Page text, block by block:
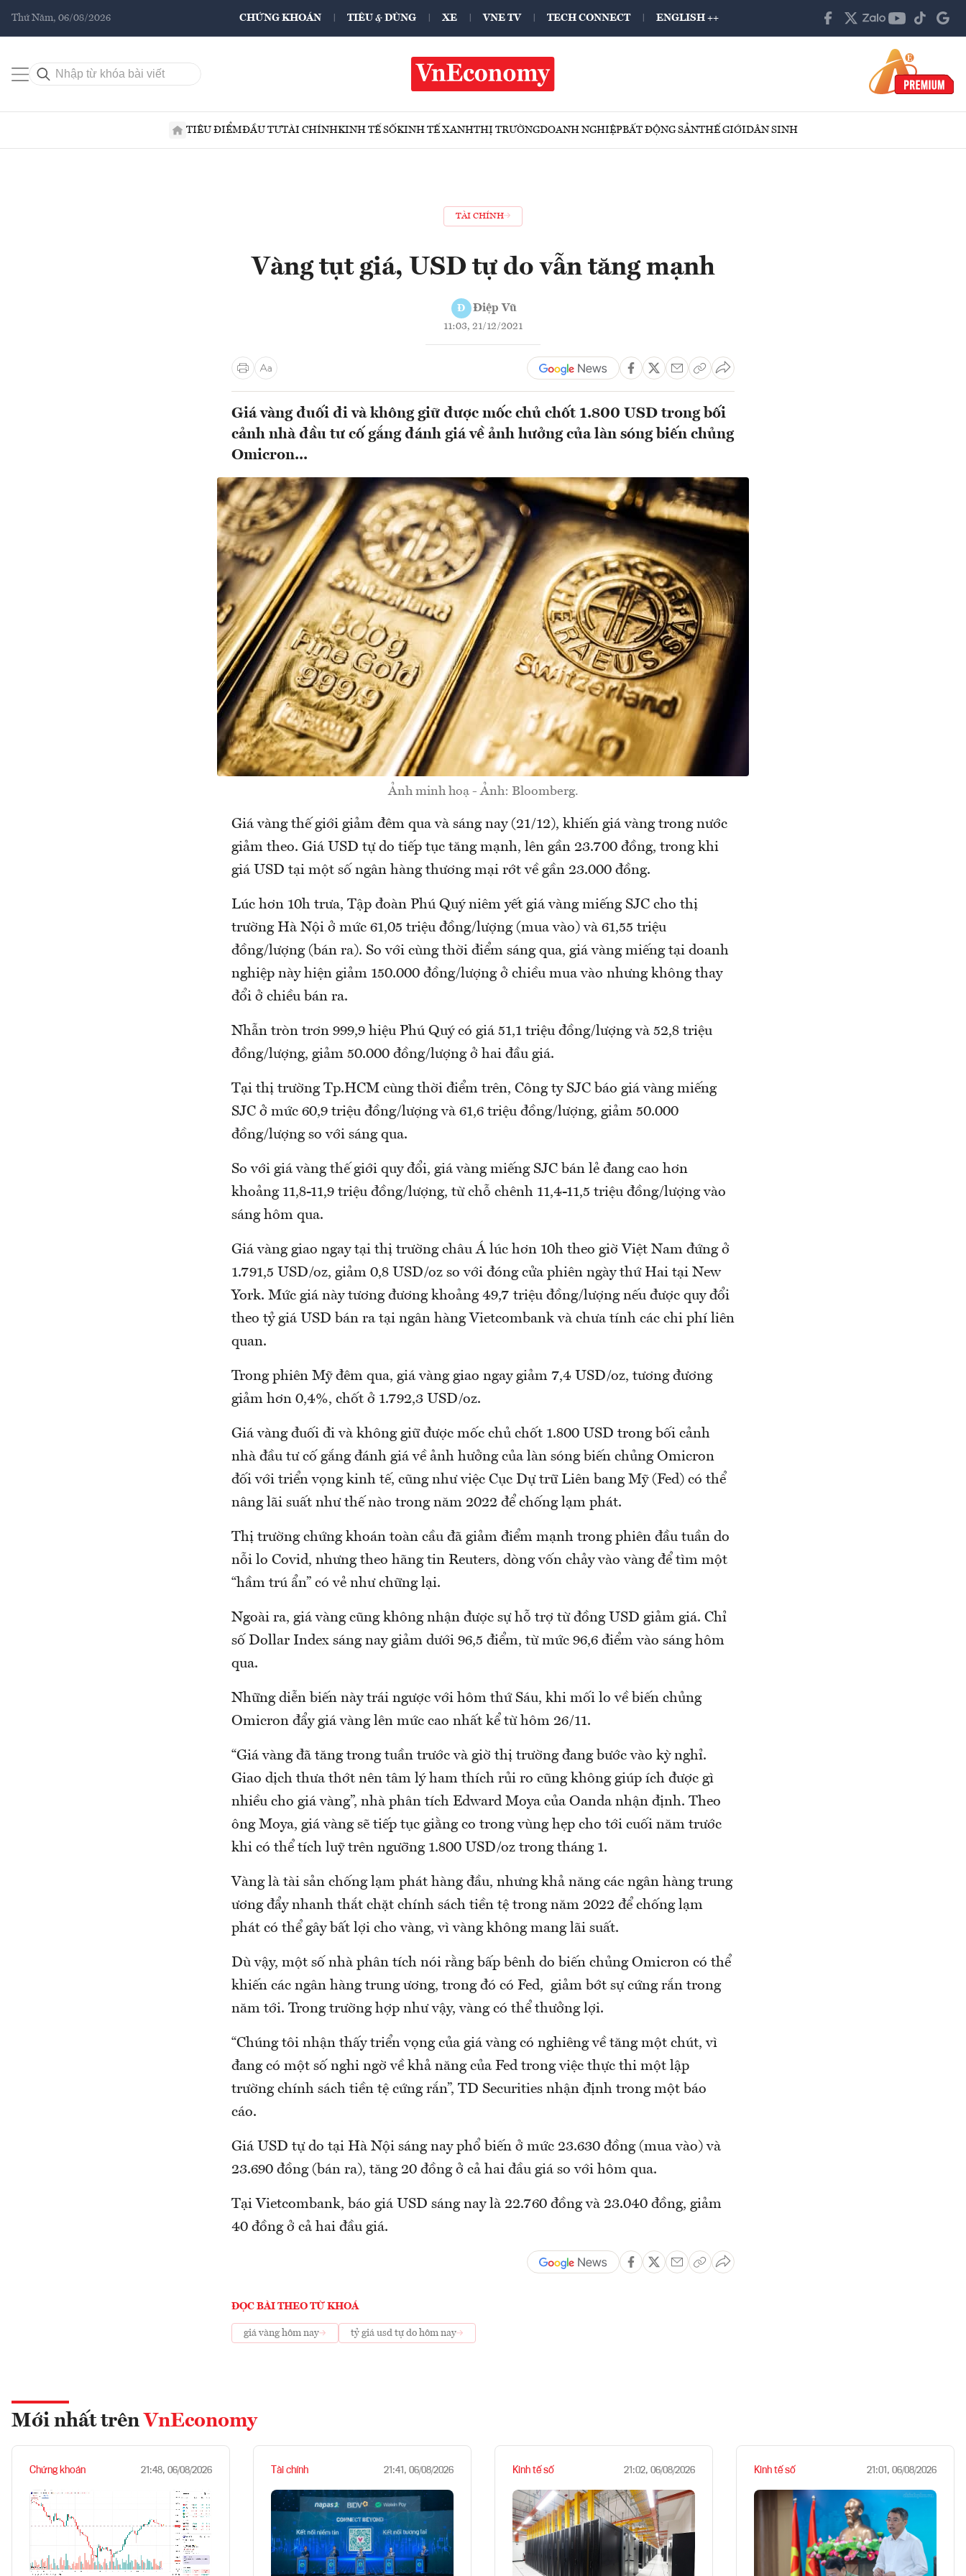
Thứ Năm, 06/08/2026 CHỨNG KHOÁN TIÊU & DÙNG XE VNE TV TECH CONNECT ENGLISH ++
TIÊU ĐIỂMĐẦU TƯTÀI CHÍNHKINH TẾ SỐKINH TẾ XANHTHỊ TRƯỜNGDOANH NGHIỆPBẤT ĐỘNG SẢNTHẾ GIỚIDÂN SINH
TÀI CHÍNH
Vàng tụt giá, USD tự do vẫn tăng mạnh
Đ Điệp Vũ
11:03, 21/12/2021
Giá vàng đuối đi và không giữ được mốc chủ chốt 1.800 USD trong bối
cảnh nhà đầu tư cố gắng đánh giá về ảnh hưởng của làn sóng biến chủng
Omicron...
Ảnh minh hoạ - Ảnh: Bloomberg.
Giá vàng thế giới giảm đêm qua và sáng nay (21/12), khiến giá vàng trong nước
giảm theo. Giá USD tự do tiếp tục tăng mạnh, lên gần 23.700 đồng, trong khi
giá USD tại một số ngân hàng thương mại rớt về gần 23.000 đồng.
Lúc hơn 10h trưa, Tập đoàn Phú Quý niêm yết giá vàng miếng SJC cho thị
trường Hà Nội ở mức 61,05 triệu đồng/lượng (mua vào) và 61,55 triệu
đồng/lượng (bán ra). So với cùng thời điểm sáng qua, giá vàng miếng tại doanh
nghiệp này hiện giảm 150.000 đồng/lượng ở chiều mua vào nhưng không thay
đổi ở chiều bán ra.
Nhẫn tròn trơn 999,9 hiệu Phú Quý có giá 51,1 triệu đồng/lượng và 52,8 triệu
đồng/lượng, giảm 50.000 đồng/lượng ở hai đầu giá.
Tại thị trường Tp.HCM cùng thời điểm trên, Công ty SJC báo giá vàng miếng
SJC ở mức 60,9 triệu đồng/lượng và 61,6 triệu đồng/lượng, giảm 50.000
đồng/lượng so với sáng qua.
So với giá vàng thế giới quy đổi, giá vàng miếng SJC bán lẻ đang cao hơn
khoảng 11,8-11,9 triệu đồng/lượng, từ chỗ chênh 11,4-11,5 triệu đồng/lượng vào
sáng hôm qua.
Giá vàng giao ngay tại thị trường châu Á lúc hơn 10h theo giờ Việt Nam đứng ở
1.791,5 USD/oz, giảm 0,8 USD/oz so với đóng cửa phiên ngày thứ Hai tại New
York. Mức giá này tương đương khoảng 49,7 triệu đồng/lượng nếu được quy đổi
theo tỷ giá USD bán ra tại ngân hàng Vietcombank và chưa tính các chi phí liên
quan.
Trong phiên Mỹ đêm qua, giá vàng giao ngay giảm 7,4 USD/oz, tương đương
giảm hơn 0,4%, chốt ở 1.792,3 USD/oz.
Giá vàng đuối đi và không giữ được mốc chủ chốt 1.800 USD trong bối cảnh
nhà đầu tư cố gắng đánh giá về ảnh hưởng của làn sóng biến chủng Omicron
đối với triển vọng kinh tế, cũng như việc Cục Dự trữ Liên bang Mỹ (Fed) có thể
nâng lãi suất như thế nào trong năm 2022 để chống lạm phát.
Thị trường chứng khoán toàn cầu đã giảm điểm mạnh trong phiên đầu tuần do
nỗi lo Covid, nhưng theo hãng tin Reuters, dòng vốn chảy vào vàng để tìm một
“hầm trú ẩn” có vẻ như chững lại.
Ngoài ra, giá vàng cũng không nhận được sự hỗ trợ từ đồng USD giảm giá. Chỉ
số Dollar Index sáng nay giảm dưới 96,5 điểm, từ mức 96,6 điểm vào sáng hôm
qua.
Những diễn biến này trái ngược với hôm thứ Sáu, khi mối lo về biến chủng
Omicron đẩy giá vàng lên mức cao nhất kể từ hôm 26/11.
“Giá vàng đã tăng trong tuần trước và giờ thị trường đang bước vào kỳ nghỉ.
Giao dịch thưa thớt nên tâm lý ham thích rủi ro cũng không giúp ích được gì
nhiều cho giá vàng”, nhà phân tích Edward Moya của Oanda nhận định. Theo
ông Moya, giá vàng sẽ tiếp tục giằng co trong vùng hẹp cho tới cuối năm trước
khi có thể tích luỹ trên ngưỡng 1.800 USD/oz trong tháng 1.
Vàng là tài sản chống lạm phát hàng đầu, nhưng khả năng các ngân hàng trung
ương đẩy nhanh thắt chặt chính sách tiền tệ trong năm 2022 để chống lạm
phát có thể gây bất lợi cho vàng, vì vàng không mang lãi suất.
Dù vậy, một số nhà phân tích nói rằng bấp bênh do biến chủng Omicron có thể
khiến các ngân hàng trung ương, trong đó có Fed, giảm bớt sự cứng rắn trong
năm tới. Trong trường hợp như vậy, vàng có thể thưởng lợi.
“Chúng tôi nhận thấy triển vọng của giá vàng có nghiêng về tăng một chút, vì
đang có một số nghi ngờ về khả năng của Fed trong việc thực thi một lập
trường chính sách tiền tệ cứng rắn”, TD Securities nhận định trong một báo
cáo.
Giá USD tự do tại Hà Nội sáng nay phổ biến ở mức 23.630 đồng (mua vào) và
23.690 đồng (bán ra), tăng 20 đồng ở cả hai đầu giá so với hôm qua.
Tại Vietcombank, báo giá USD sáng nay là 22.760 đồng và 23.040 đồng, giảm
40 đồng ở cả hai đầu giá.
ĐỌC BÀI THEO TỪ KHOÁ
giá vàng hôm nay tỷ giá usd tự do hôm nay
Mới nhất trên VnEconomy
Chứng khoán 21:48, 06/08/2026 Tài chính 21:41, 06/08/2026 Kinh tế số 21:02, 06/08/2026 Kinh tế số 21:01, 06/08/2026